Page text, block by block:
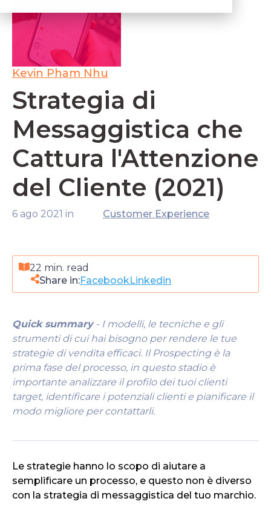
Kevin Pham Nhu
Strategia di
Messaggistica che
Cattura l'Attenzione
del Cliente (2021)
6 ago 2021 in Customer Experience
22 min. read
Share in:FacebookLinkedin
Quick summary- I modelli, le tecniche e gli
strumenti di cui hai bisogno per rendere le tue
strategie di vendita efficaci. Il Prospecting è la
prima fase del processo, in questo stadio è
importante analizzare il profilo dei tuoi clienti
target, identificare i potenziali clienti e pianificare il
modo migliore per contattarli.
Le strategie hanno lo scopo di aiutare a
semplificare un processo, e questo non è diverso
con la strategia di messaggistica del tuo marchio.